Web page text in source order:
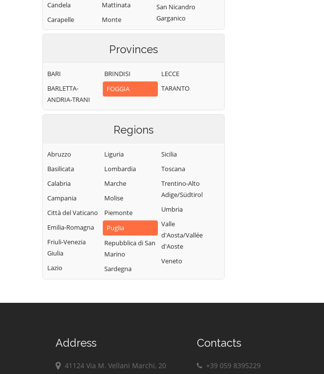
Candela
Carapelle
Carlantino
Monterotaro
Casalvecchio di
Puglia
Castelluccio dei
Valmaggiore
Castelnuovo
Valfortore
Mattinata
Monte
Sant'Angelo
Monteleone di
Motta
Montecorvino
Ordona
Orsara di Puglia
Orta Nova
Peschici
Pietramontecorvino
Poggio Imperiale
Rignano
Garganico
Rocchetta
Sant'Antonio
San Nicandro
Garganico
San Paolo di
Sant'Agata di
Puglia
Serracapriola
Stornara
Troia
Vico del Gargano
Vieste
Volturara Appula
Zapponeta
Provinces
BARI
BARLETTA-
ANDRIA-TRANI
BRINDISI
FOGGIA
LECCE
TARANTO
Regions
Abruzzo
Basilicata
Calabria
Campania
Città del Vaticano
Emilia-Romagna
Friuli-Venezia
Giulia
Lazio
Liguria
Lombardia
Marche
Molise
Piemonte
Puglia
Repubblica di San
Marino
Sardegna
Sicilia
Toscana
Trentino-Alto
Adige/Südtirol
Umbria
Valle
d'Aosta/Vallée
d'Aoste
Veneto
Address
41124 Via M. Vellani Marchi, 20
Contacts
+39 059 8395229